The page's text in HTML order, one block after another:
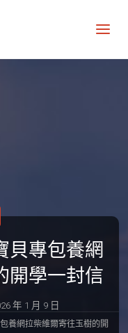
貝專包養網
開學一封信
年 1 月 9 日
養網拉柴維爾寄往玉樹的開